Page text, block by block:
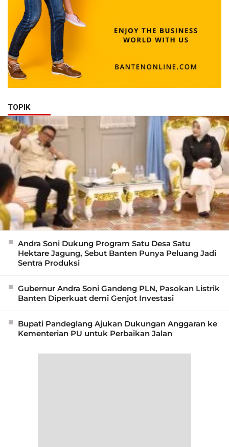
TOPIK
Andra Soni Dukung Program Satu Desa Satu
Hektare Jagung, Sebut Banten Punya Peluang Jadi
Sentra Produksi
Gubernur Andra Soni Gandeng PLN, Pasokan Listrik
Banten Diperkuat demi Genjot Investasi
Bupati Pandeglang Ajukan Dukungan Anggaran ke
Kementerian PU untuk Perbaikan Jalan